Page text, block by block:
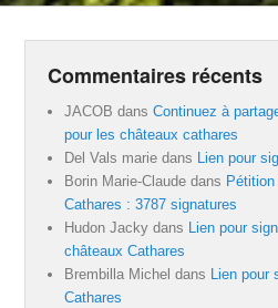
Commentaires récents
JACOB dansContinuez à
pour les châteaux cathares
Del Vals marie dans Lien pour
Borin Marie-Claude dans
Cathares : 3787 signatures
Hudon Jacky dans Lien pour
châteaux Cathares
Brembilla Michel dans Lien pour
Cathares